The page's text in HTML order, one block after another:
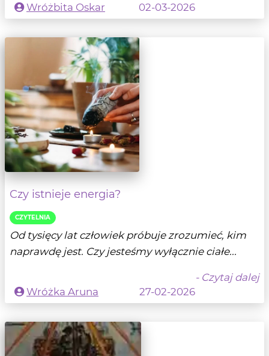
Wróżbita Oskar
02-03-2026
Czy istnieje energia?
CZYTELNIA
Od tysięcy lat człowiek próbuje zrozumieć, kim
naprawdę jest. Czy jesteśmy wyłącznie ciałe...
- Czytaj dalej
Wróżka Aruna
27-02-2026